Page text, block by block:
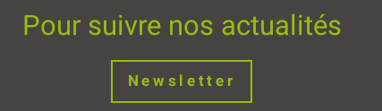
Pour suivre nos actualités
Newsletter